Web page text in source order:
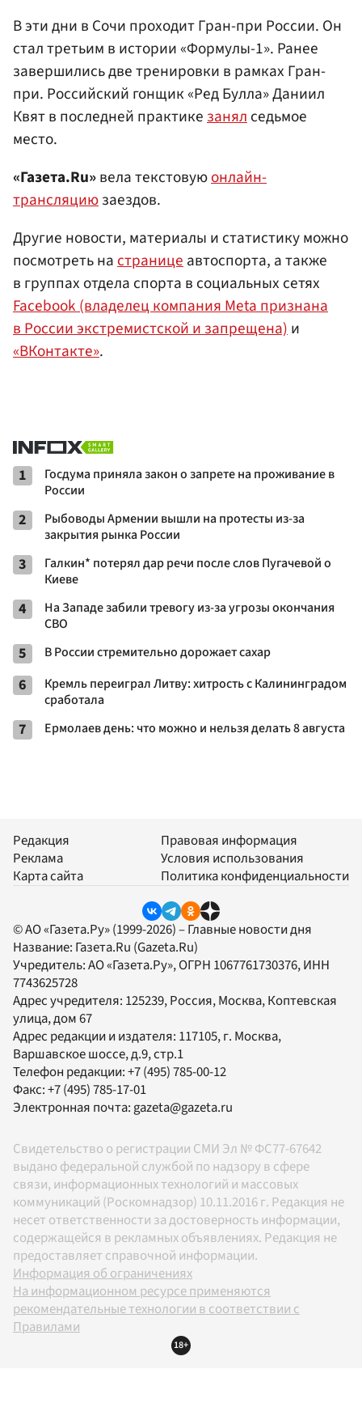
В эти дни в Сочи проходит Гран-при России. Он
стал третьим в истории «Формулы-1». Ранее
завершились две тренировки в рамках Гран-
при. Российский гонщик «Ред Булла» Даниил
Квят в последней практике занял седьмое
место.
«Газета.Ru»вела текстовуюонлайн-
трансляциюзаездов.
Другие новости, материалы и статистику можно
посмотреть настраницеавтоспорта, а также
в группах отдела спорта в социальных сетях
Facebook (владелец компания Meta признана
в России экстремистской и запрещена)и
«ВКонтакте».
1
Госдума приняла закон о запрете на проживание в
России
2
Рыбоводы Армении вышли на протесты из-за
закрытия рынка России
3
Галкин* потерял дар речи после слов Пугачевой о
Киеве
4
На Западе забили тревогу из-за угрозы окончания
СВО
5 В России стремительно дорожает сахар
6
Кремль переиграл Литву: хитрость с Калининградом
сработала
7 Ермолаев день: что можно и нельзя делать 8 августа
Редакция
Реклама
Карта сайта
Правовая информация
Условия использования
Политика конфиденциальности
© АО «Газета.Ру» (1999-2026) – Главные новости дня
Название: Газета.Ru (Gazeta.Ru)
Учредитель:АО «Газета.Ру», ОГРН 1067761730376, ИНН
7743625728
Адрес учредителя: 125239, Россия, Москва, Коптевская
улица, дом 67
Адрес редакции и издателя: 117105, г. Москва,
Варшавское шоссе, д.9, стр.1
Телефон редакции:+7 (495) 785-00-12
Факс:+7 (495) 785-17-01
Электронная почта:gazeta@gazeta.ru
Свидетельство о регистрации СМИ Эл № ФС77-67642
выдано федеральной службой по надзору в сфере
связи, информационных технологий и массовых
коммуникаций (Роскомнадзор) 10.11.2016 г. Редакция не
несет ответственности за достоверность информации,
содержащейся в рекламных объявлениях. Редакция не
предоставляет справочной информации.
Информация об ограничениях
На информационном ресурсе применяются
рекомендательные технологии в соответствии с
Правилами
18+